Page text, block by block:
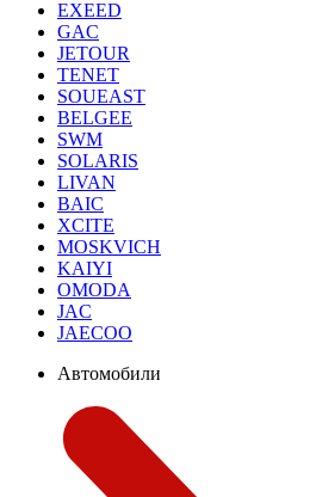
EXEED
GAC
JETOUR
TENET
SOUEAST
BELGEE
SWM
SOLARIS
LIVAN
BAIC
XCITE
MOSKVICH
KAIYI
OMODA
JAC
JAECOO
Автомобили